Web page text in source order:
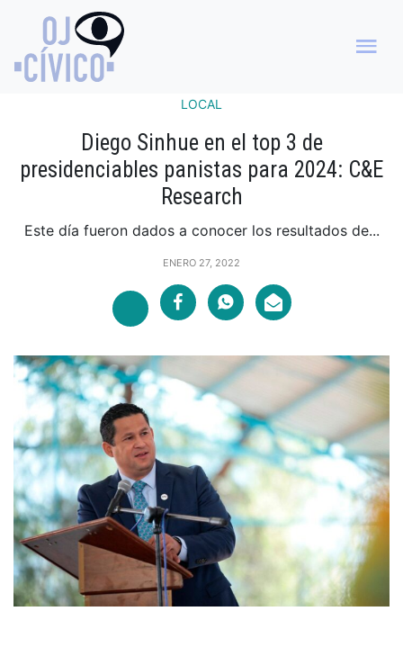
LOCAL
Diego Sinhue en el top 3 de
presidenciables panistas para 2024: C&E
Research
Este día fueron dados a conocer los resultados de...
ENERO 27, 2022